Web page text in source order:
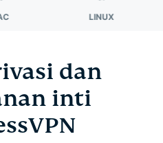
ExpressVPN
Anda
dan
inti